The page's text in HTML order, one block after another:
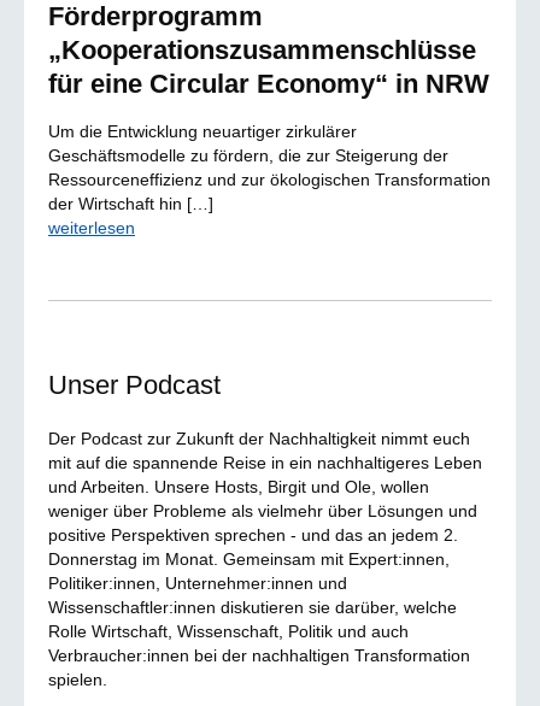
Förderprogramm
„Kooperationszusammenschlüsse
für eine Circular Economy“ in NRW
Um die Entwicklung neuartiger zirkulärer
Geschäftsmodelle zu fördern, die zur Steigerung der
Ressourceneffizienz und zur ökologischen Transformation
der Wirtschaft hin […]
weiterlesen
Unser Podcast
Der Podcast zur Zukunft der Nachhaltigkeit nimmt euch
mit auf die spannende Reise in ein nachhaltigeres Leben
und Arbeiten. Unsere Hosts, Birgit und Ole, wollen
weniger über Probleme als vielmehr über Lösungen und
positive Perspektiven sprechen - und das an jedem 2.
Donnerstag im Monat. Gemeinsam mit Expert:innen,
Politiker:innen, Unternehmer:innen und
Wissenschaftler:innen diskutieren sie darüber, welche
Rolle Wirtschaft, Wissenschaft, Politik und auch
Verbraucher:innen bei der nachhaltigen Transformation
spielen.